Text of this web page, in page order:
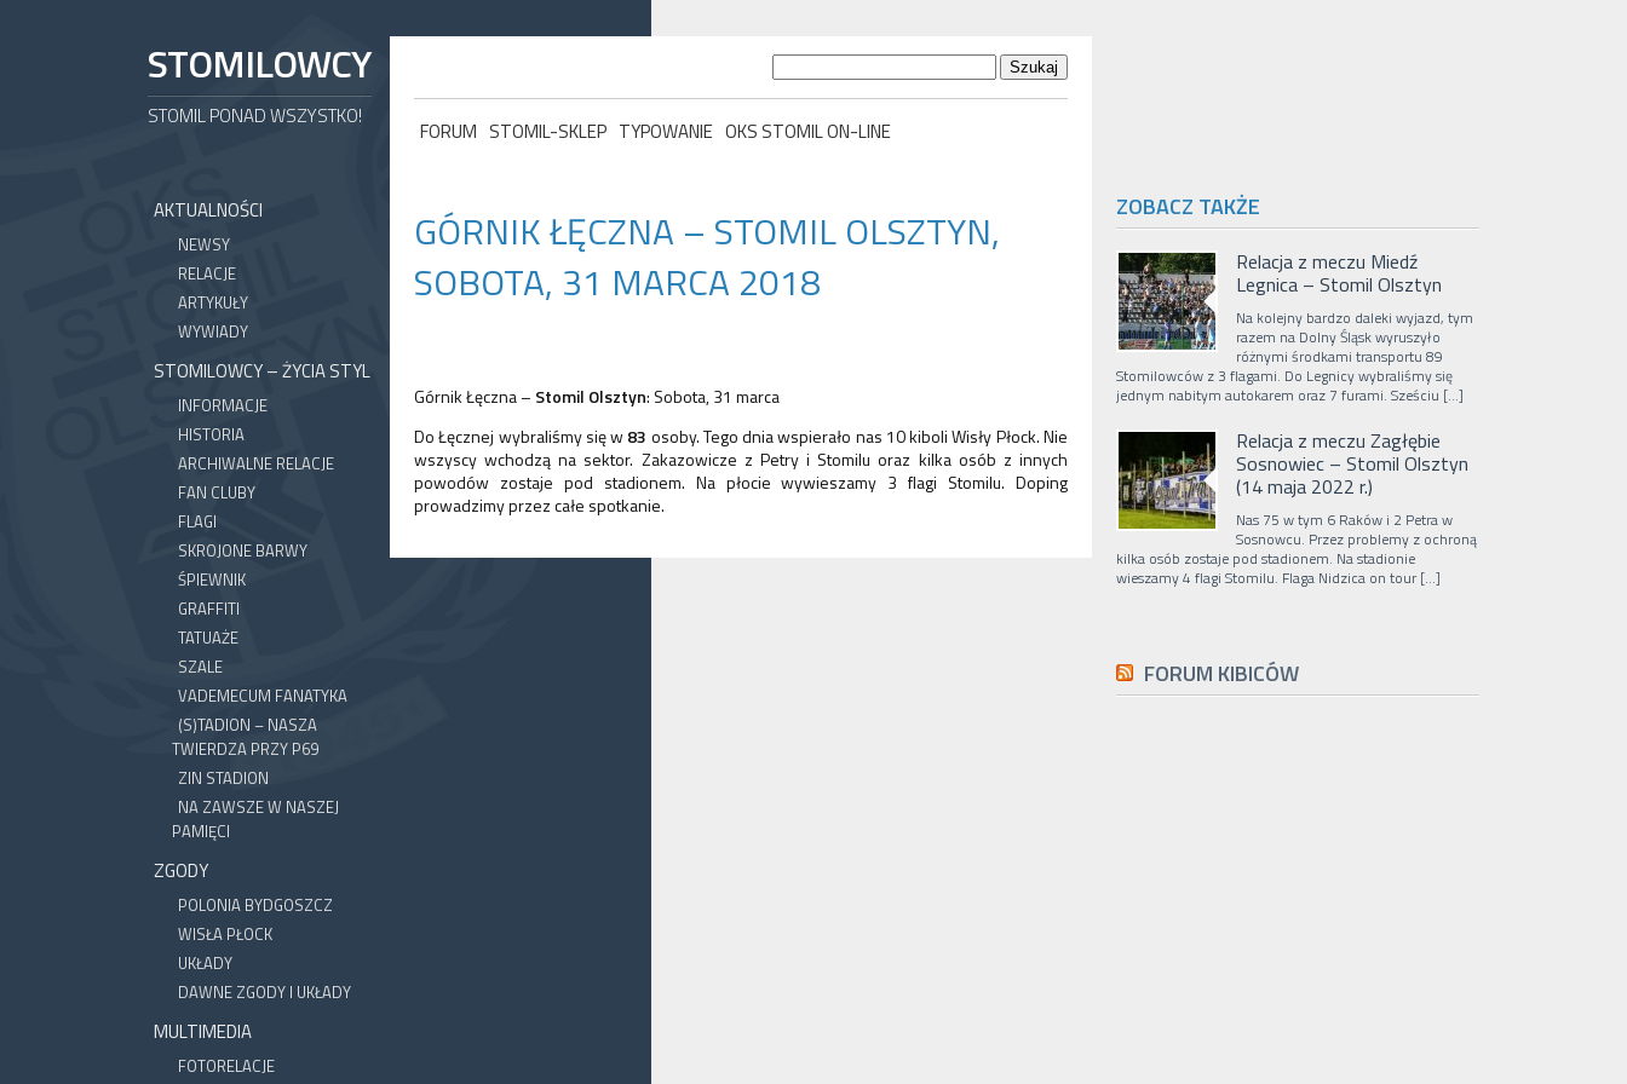
STOMILOWCY
STOMIL PONAD WSZYSTKO!
FORUM STOMIL-SKLEP TYPOWANIE OKS STOMIL ON-LINE
AKTUALNOŚCI
NEWSY
RELACJE
ARTYKUŁY
WYWIADY
STOMILOWCY – ŻYCIA STYL
INFORMACJE
HISTORIA
ARCHIWALNE RELACJE
FAN CLUBY
FLAGI
SKROJONE BARWY
ŚPIEWNIK
GRAFFITI
TATUAŻE
SZALE
VADEMECUM FANATYKA
(S)TADION – NASZA
TWIERDZA PRZY P69
ZIN STADION
NA ZAWSZE W NASZEJ
PAMIĘCI
ZGODY
POLONIA BYDGOSZCZ
WISŁA PŁOCK
UKŁADY
DAWNE ZGODY I UKŁADY
MULTIMEDIA
FOTORELACJE
GÓRNIK ŁĘCZNA – STOMIL OLSZTYN,
SOBOTA, 31 MARCA 2018
Górnik Łęczna – Stomil Olsztyn: Sobota, 31 marca
Do Łęcznej wybraliśmy się w83 osoby. Tego dnia wspierało nas 10 kiboli Wisły Płock. Nie
wszyscy wchodzą na sektor. Zakazowicze z Petry i Stomilu oraz kilka osób z innych
powodów zostaje pod stadionem. Na płocie wywieszamy 3 flagi Stomilu. Doping
prowadzimy przez całe spotkanie.
ZOBACZ TAKŻE
Relacja z meczu Miedź
Legnica – Stomil Olsztyn
Na kolejny bardzo daleki wyjazd, tym
razem na Dolny Śląsk wyruszyło
różnymi środkami transportu 89
Stomilowców z 3 flagami. Do Legnicy wybraliśmy się
jednym nabitym autokarem oraz 7 furami. Sześciu […]
Relacja z meczu Zagłębie
Sosnowiec – Stomil Olsztyn
(14 maja 2022 r.)
Nas 75 w tym 6 Raków i 2 Petra w
Sosnowcu. Przez problemy z ochroną
kilka osób zostaje pod stadionem. Na stadionie
wieszamy 4 flagi Stomilu. Flaga Nidzica on tour […]
FORUM KIBICÓW